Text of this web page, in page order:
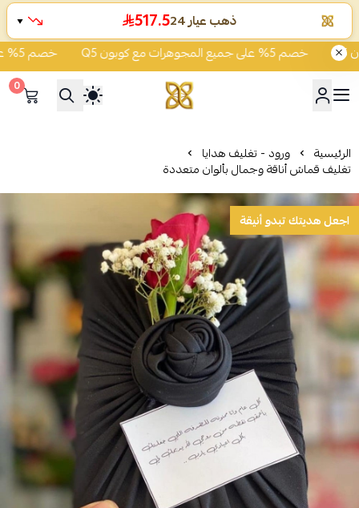
خصم 5% على جميع المجوهرات مع كوبون Q5 خصم 5% على جميع المجوهرات مع كوبون Q5
شركة قمة زاوية الشفاء
0
الرئيسية ورود - تغليف هدايا
تغليف قماش أناقة وجمال بألوان متعددة
اجعل هديتك تبدو أنيقة
ذهب عيار 24 517.5
▼